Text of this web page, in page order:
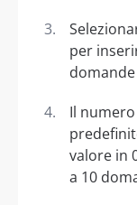
per
Il
valore in
a 10